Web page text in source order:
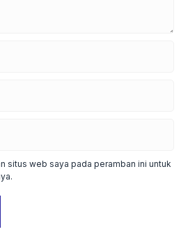
situs web saya pada peramban ini untuk